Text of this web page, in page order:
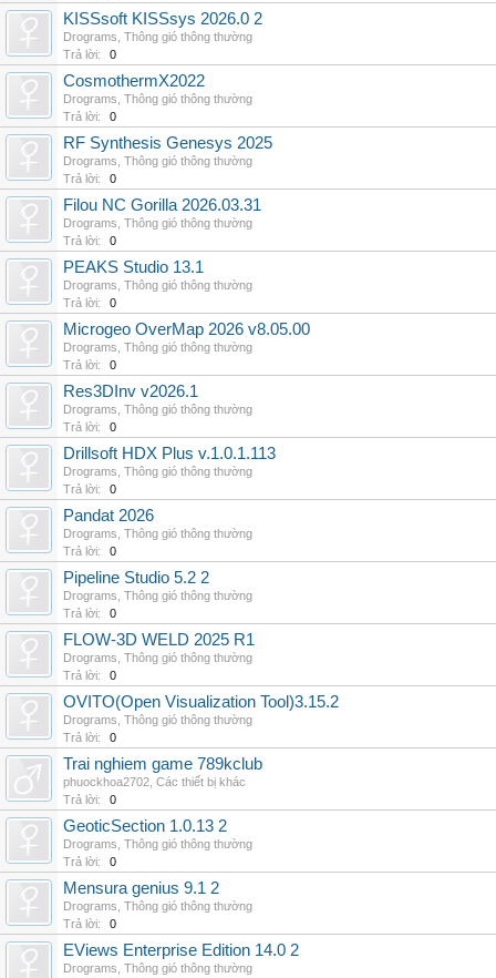
KISSsoft KISSsys 2026.0 2
Drograms Thông gió thông thường
Trả lời:
0
CosmothermX2022
Drograms Thông gió thông thường
Trả lời:
0
RF Synthesis Genesys 2025
Drograms Thông gió thông thường
Trả lời:
0
Filou NC Gorilla 2026.03.31
Drograms Thông gió thông thường
Trả lời:
0
PEAKS Studio 13.1
Drograms Thông gió thông thường
Trả lời:
0
Microgeo OverMap 2026 v8.05.00
Drograms Thông gió thông thường
Trả lời:
0
Res3DInv v2026.1
Drograms Thông gió thông thường
Trả lời:
0
Drillsoft HDX Plus v.1.0.1.113
Drograms Thông gió thông thường
Trả lời:
0
Pandat 2026
Drograms Thông gió thông thường
Trả lời:
0
Pipeline Studio 5.2 2
Drograms Thông gió thông thường
Trả lời:
0
FLOW-3D WELD 2025 R1
Drograms Thông gió thông thường
Trả lời:
0
OVITO(Open Visualization Tool)3.15.2
Drograms Thông gió thông thường
Trả lời:
0
Trai nghiem game 789kclub
phuockhoa2702 Các thiết bị khác
Trả lời:
0
GeoticSection 1.0.13 2
Drograms Thông gió thông thường
Trả lời:
0
Mensura genius 9.1 2
Drograms Thông gió thông thường
Trả lời:
0
EViews Enterprise Edition 14.0 2
Drograms Thông gió thông thường